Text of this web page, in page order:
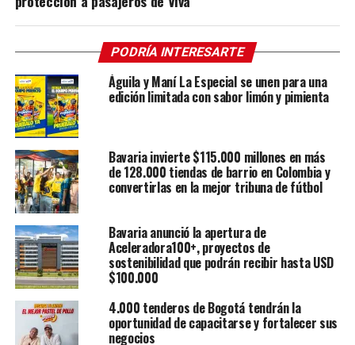
PODRÍA INTERESARTE
Águila y Maní La Especial se unen para una
edición limitada con sabor limón y pimienta
Bavaria invierte $115.000 millones en más
de 128.000 tiendas de barrio en Colombia y
convertirlas en la mejor tribuna de fútbol
Bavaria anunció la apertura de
Aceleradora100+, proyectos de
sostenibilidad que podrán recibir hasta USD
$100.000
4.000 tenderos de Bogotá tendrán la
oportunidad de capacitarse y fortalecer sus
negocios